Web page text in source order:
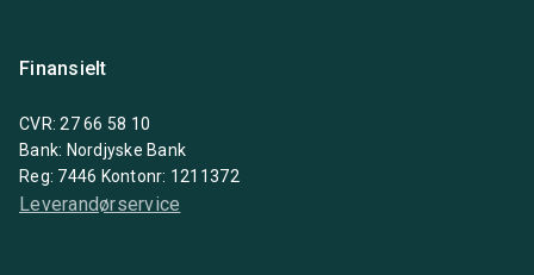
Finansielt
CVR: 27 66 58 10
Bank: Nordjyske Bank
Reg: 7446 Kontonr: 1211372
Leverandørservice